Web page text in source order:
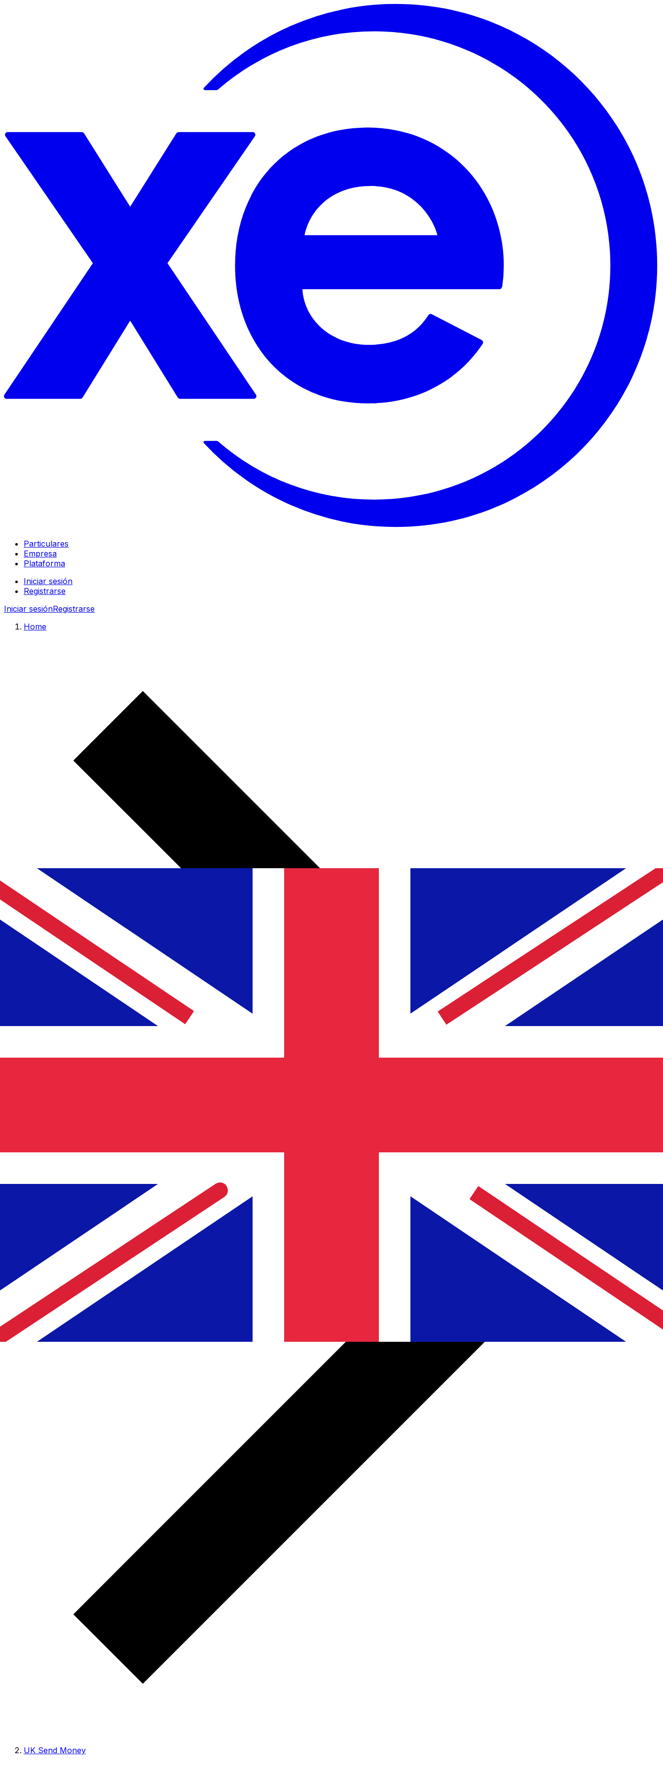
Particulares
Empresa
Plataforma
Iniciar sesión
Registrarse
Iniciar sesiónRegistrarse
Home
UK Send Money